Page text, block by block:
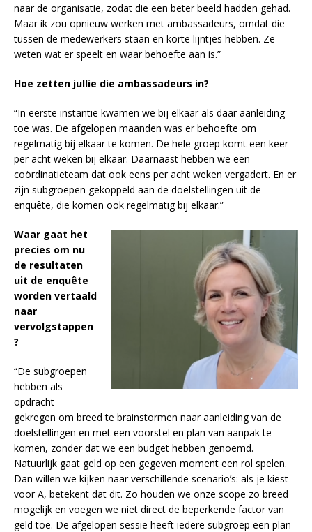
naar de organisatie, zodat die een beter beeld hadden gehad.
Maar ik zou opnieuw werken met ambassadeurs, omdat die
tussen de medewerkers staan en korte lijntjes hebben. Ze
weten wat er speelt en waar behoefte aan is.”
Hoe zetten jullie die ambassadeurs in?
“In eerste instantie kwamen we bij elkaar als daar aanleiding
toe was. De afgelopen maanden was er behoefte om
regelmatig bij elkaar te komen. De hele groep komt een keer
per acht weken bij elkaar. Daarnaast hebben we een
coördinatieteam dat ook eens per acht weken vergadert. En er
zijn subgroepen gekoppeld aan de doelstellingen uit de
enquête, die komen ook regelmatig bij elkaar.”
Waar gaat het
precies om nu
de resultaten
uit de enquête
worden vertaald
naar
vervolgstappen
?
“De subgroepen
hebben als
opdracht
gekregen om breed te brainstormen naar aanleiding van de
doelstellingen en met een voorstel en plan van aanpak te
komen, zonder dat we een budget hebben genoemd.
Natuurlijk gaat geld op een gegeven moment een rol spelen.
Dan willen we kijken naar verschillende scenario’s: als je kiest
voor A, betekent dat dit. Zo houden we onze scope zo breed
mogelijk en voegen we niet direct de beperkende factor van
geld toe. De afgelopen sessie heeft iedere subgroep een plan